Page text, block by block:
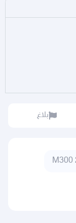
بلاغ
M300